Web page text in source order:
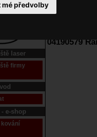
mé předvolby
Kontakty
laser
firmy
- e-shop
kování
04190579